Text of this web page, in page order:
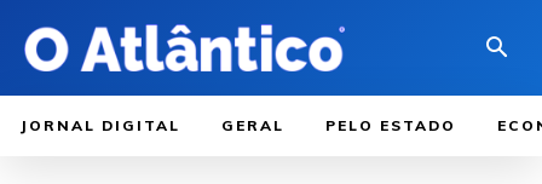
JORNAL DIGITAL GERAL PELO ESTADO